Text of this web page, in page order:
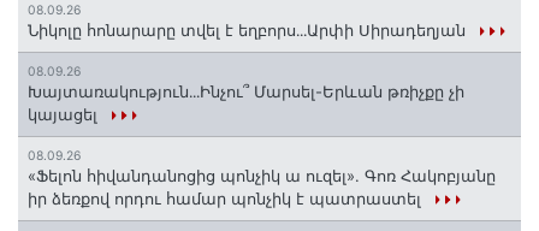
08.09.26
Նիկոլը հոնարարը տվել է եղբորս․․․Արփի Սիրադեղյան
08.09.26
Խայտառակություն․․․Ինչու՞ Մարսել-Երևան թռիչքը չի
կայացել
08.09.26
«Ֆելոն հիվանդանոցից պոնչիկ ա ուզել». Գոռ Հակոբյանը
իր ձեռքով որդու համար պոնչիկ է պատրաստել